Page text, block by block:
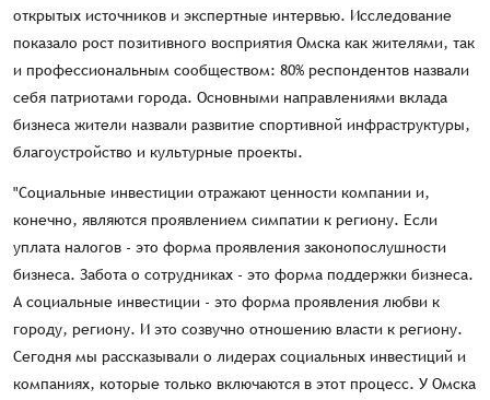
открытых источников и экспертные интервью. Исследование
показало рост позитивного восприятия Омска как жителями, так
и профессиональным сообществом: 80% респондентов назвали
себя патриотами города. Основными направлениями вклада
бизнеса жители назвали развитие спортивной инфраструктуры,
благоустройство и культурные проекты.
"Социальные инвестиции отражают ценности компании и,
конечно, являются проявлением симпатии к региону. Если
уплата налогов - это форма проявления законопослушности
бизнеса. Забота о сотрудниках - это форма поддержки бизнеса.
А социальные инвестиции - это форма проявления любви к
городу, региону. И это созвучно отношению власти к региону.
Сегодня мы рассказывали о лидерах социальных инвестиций и
компаниях, которые только включаются в этот процесс. У Омска